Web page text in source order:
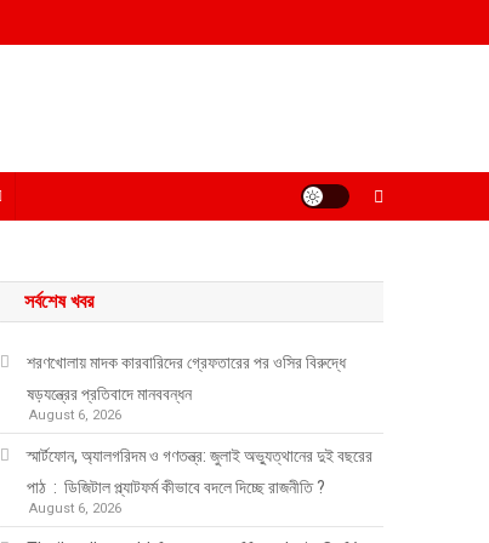
সর্বশেষ খবর
শরণখোলায় মাদক কারবারিদের গ্রেফতারের পর ওসির বিরুদ্ধে
ষড়যন্ত্রের প্রতিবাদে মানববন্ধন
August 6, 2026
স্মার্টফোন, অ্যালগরিদম ও গণতন্ত্র: জুলাই অভ্যুত্থানের দুই বছরের
পাঠ : ডিজিটাল প্ল্যাটফর্ম কীভাবে বদলে দিচ্ছে রাজনীতি ?
August 6, 2026